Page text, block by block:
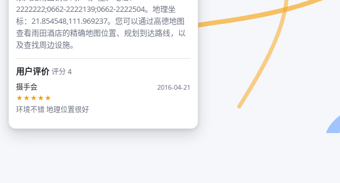
2222222;0662-2222139;0662-2222504。地理坐
标：21.854548,111.969237。您可以通过高德地图
查看雨田酒店的精确地图位置、规划到达路线，以
及查找周边设施。
用户评价评分 4
摄手会
2016-04-21
★★★★★
环境不错 地理位置很好